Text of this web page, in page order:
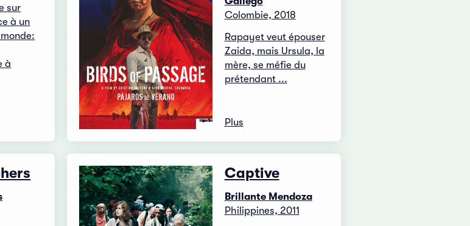
sur
à un
à
Colombie, 2018
Rapayet veut épouser
Zaida, mais Ursula, la
mère, se méfie du
prétendant ...
Plus
Captive
Brillante Mendoza
Philippines, 2011